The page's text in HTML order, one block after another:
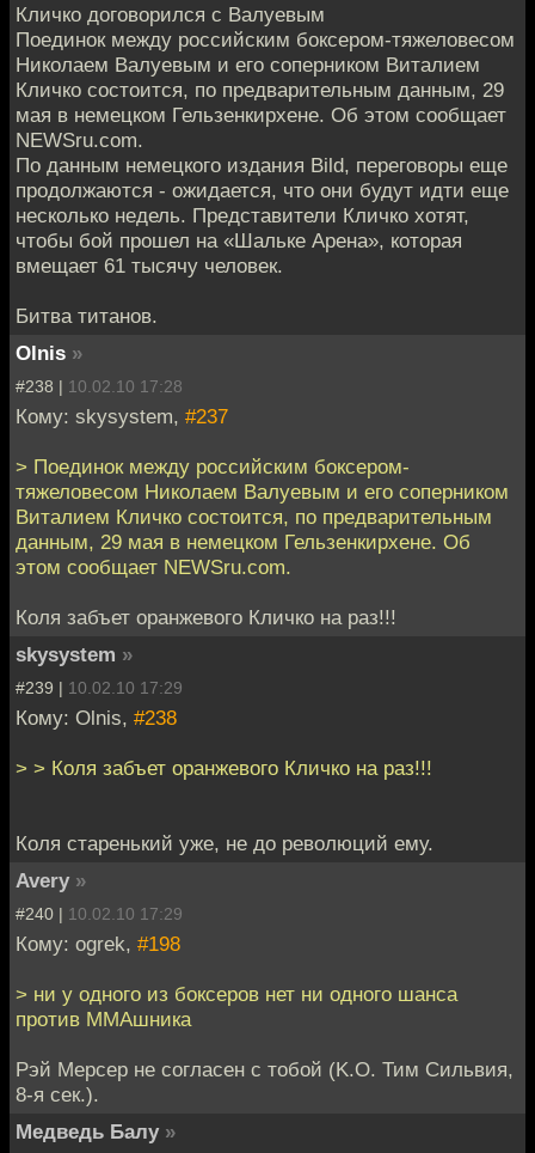
Кличко договорился с Валуевым
Поединок между российским боксером-тяжеловесом
Николаем Валуевым и его соперником Виталием
Кличко состоится, по предварительным данным, 29
мая в немецком Гельзенкирхене. Об этом сообщает
NEWSru.com.
По данным немецкого издания Bild, переговоры еще
продолжаются - ожидается, что они будут идти еще
несколько недель. Представители Кличко хотят,
чтобы бой прошел на «Шальке Арена», которая
вмещает 61 тысячу человек.
Битва титанов.
Olnis »
#238 | 10.02.10 17:28
Кому: skysystem, #237
> Поединок между российским боксером-
тяжеловесом Николаем Валуевым и его соперником
Виталием Кличко состоится, по предварительным
данным, 29 мая в немецком Гельзенкирхене. Об
этом сообщает NEWSru.com.
Коля забъет оранжевого Кличко на раз!!!
skysystem »
#239 | 10.02.10 17:29
Кому: Olnis, #238
> > Коля забъет оранжевого Кличко на раз!!!
Коля старенький уже, не до революций ему.
Avery »
#240 | 10.02.10 17:29
Кому: ogrek, #198
> ни у одного из боксеров нет ни одного шанса
против ММАшника
Рэй Мерсер не согласен с тобой (K.O. Тим Сильвия,
8-я сек.).
Медведь Балу »